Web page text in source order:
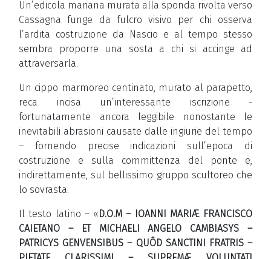
Un’edicola mariana murata alla sponda rivolta verso
Cassagna funge da fulcro visivo per chi osserva
l’ardita costruzione da Nascio e al tempo stesso
sembra proporre una sosta a chi si accinge ad
attraversarla.
Un cippo marmoreo centinato, murato al parapetto,
reca incisa un’interessante iscrizione -
fortunatamente ancora leggibile nonostante le
inevitabili abrasioni causate dalle ingiurie del tempo
– fornendo precise indicazioni sull’epoca di
costruzione e sulla committenza del ponte e,
indirettamente, sul bellissimo gruppo scultoreo che
lo sovrasta.
Il testo latino – « D.O.M – IOANNI MARIÆ FRANCISCO
CAIETANO – ET MICHAELI ANGELO CAMBIASYS –
PATRICYS GENVENSIBUS – QUÔD SANCTINI FRATRIS –